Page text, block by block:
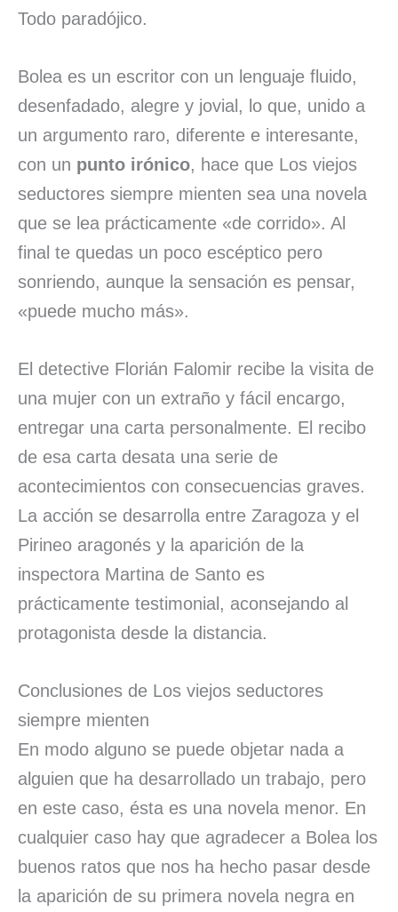
Todo paradójico.
Bolea es un escritor con un lenguaje fluido,
desenfadado, alegre y jovial, lo que, unido a
un argumento raro, diferente e interesante,
con un punto irónico, hace que Los viejos
seductores siempre mienten sea una novela
que se lea prácticamente «de corrido». Al
final te quedas un poco escéptico pero
sonriendo, aunque la sensación es pensar,
«puede mucho más».
El detective Florián Falomir recibe la visita de
una mujer con un extraño y fácil encargo,
entregar una carta personalmente. El recibo
de esa carta desata una serie de
acontecimientos con consecuencias graves.
La acción se desarrolla entre Zaragoza y el
Pirineo aragonés y la aparición de la
inspectora Martina de Santo es
prácticamente testimonial, aconsejando al
protagonista desde la distancia.
Conclusiones de Los viejos seductores
siempre mienten
En modo alguno se puede objetar nada a
alguien que ha desarrollado un trabajo, pero
en este caso, ésta es una novela menor. En
cualquier caso hay que agradecer a Bolea los
buenos ratos que nos ha hecho pasar desde
la aparición de su primera novela negra en